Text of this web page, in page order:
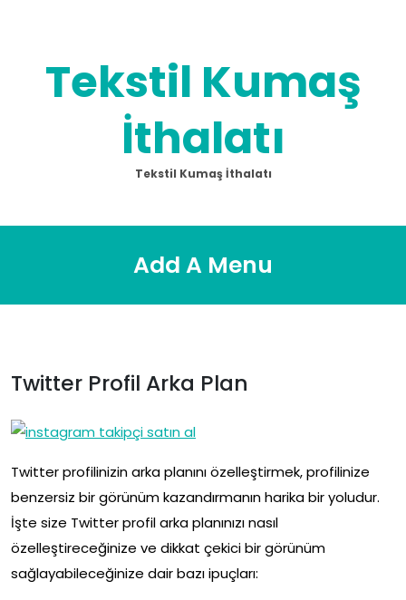
Tekstil Kumaş
İthalatı
Tekstil Kumaş İthalatı
Add A Menu
Twitter Profil Arka Plan
Twitter profilinizin arka planını özelleştirmek, profilinize
benzersiz bir görünüm kazandırmanın harika bir yoludur.
İşte size Twitter profil arka planınızı nasıl
özelleştireceğinize ve dikkat çekici bir görünüm
sağlayabileceğinize dair bazı ipuçları: